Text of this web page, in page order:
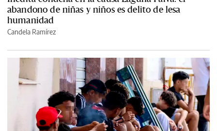
abandono de niñas y niños es delito de lesa
humanidad
Candela Ramírez